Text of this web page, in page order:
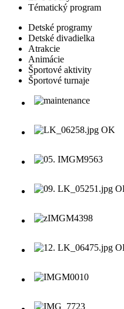
Tématický program
Detské programy
Detské divadielka
Atrakcie
Animácie
Športové aktivity
Športové turnaje